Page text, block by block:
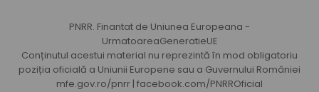
PNRR. Finantat de Uniunea Europeana -
UrmatoareaGeneratieUE
Conținutul acestui material nu reprezintă în mod obligatoriu
poziția oficială a Uniunii Europene sau a Guvernului României
mfe.gov.ro/pnrr | facebook.com/PNRROficial